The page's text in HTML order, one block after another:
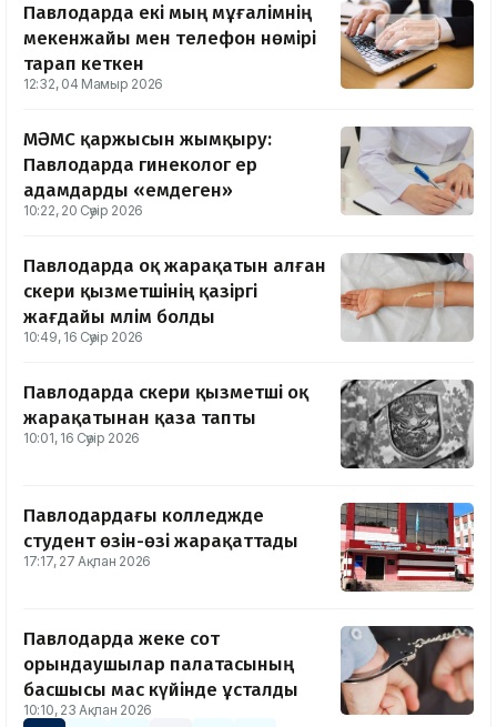
Павлодарда екі мың мұғалімнің
мекенжайы мен телефон нөмірі
тарап кеткен
12:32, 04 Мамыр 2026
МӘМС қаржысын жымқыру:
Павлодарда гинеколог ер
адамдарды «емдеген»
10:22, 20 Сәуір 2026
Павлодарда оқ жарақатын алған
әскери қызметшінің қазіргі
жағдайы мәлім болды
10:49, 16 Сәуір 2026
Павлодарда әскери қызметші оқ
жарақатынан қаза тапты
10:01, 16 Сәуір 2026
Павлодардағы колледжде
студент өзін-өзі жарақаттады
17:17, 27 Ақпан 2026
Павлодарда жеке сот
орындаушылар палатасының
басшысы мас күйінде ұсталды
10:10, 23 Ақпан 2026